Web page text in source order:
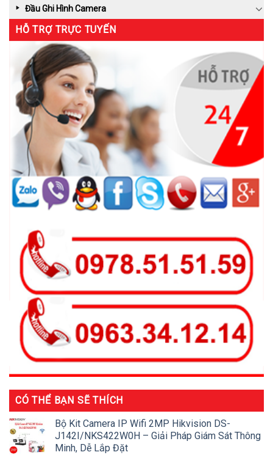
Đầu Ghi Hình Camera
HỖ TRỢ TRỰC TUYẾN
CÓ THỂ BẠN SẼ THÍCH
Bộ Kit Camera IP Wifi 2MP Hikvision DS-
J142I/NKS422W0H – Giải Pháp Giám Sát Thông
Minh, Dễ Lắp Đặt